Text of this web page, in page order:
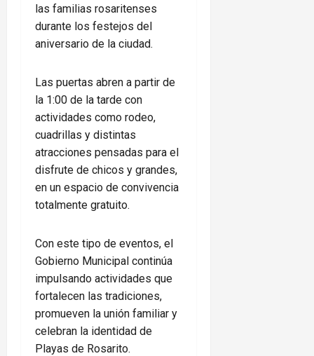
las familias rosaritenses
durante los festejos del
aniversario de la ciudad.
Las puertas abren a partir de
la 1:00 de la tarde con
actividades como rodeo,
cuadrillas y distintas
atracciones pensadas para el
disfrute de chicos y grandes,
en un espacio de convivencia
totalmente gratuito.
Con este tipo de eventos, el
Gobierno Municipal continúa
impulsando actividades que
fortalecen las tradiciones,
promueven la unión familiar y
celebran la identidad de
Playas de Rosarito.